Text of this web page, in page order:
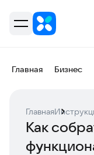
Главная Бизнес
Главная
Как